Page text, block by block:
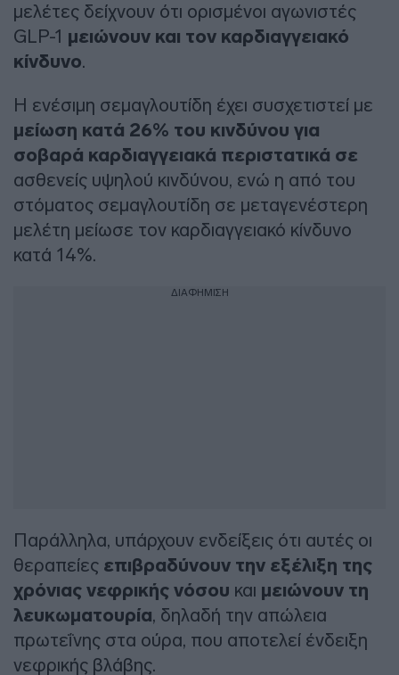
μελέτες δείχνουν ότι ορισμένοι αγωνιστές
GLP-1 μειώνουν και τον καρδιαγγειακό
κίνδυνο.
Η ενέσιμη σεμαγλουτίδη έχει συσχετιστεί με
μείωση κατά 26% του κινδύνου για
σοβαρά καρδιαγγειακά περιστατικά σε
ασθενείς υψηλού κινδύνου, ενώ η από του
στόματος σεμαγλουτίδη σε μεταγενέστερη
μελέτη μείωσε τον καρδιαγγειακό κίνδυνο
κατά 14%.
ΔΙΑΦΗΜΙΣΗ
Παράλληλα, υπάρχουν ενδείξεις ότι αυτές οι
θεραπείες επιβραδύνουν την εξέλιξη της
χρόνιας νεφρικής νόσου και μειώνουν τη
λευκωματουρία, δηλαδή την απώλεια
πρωτεΐνης στα ούρα, που αποτελεί ένδειξη
νεφρικής βλάβης.